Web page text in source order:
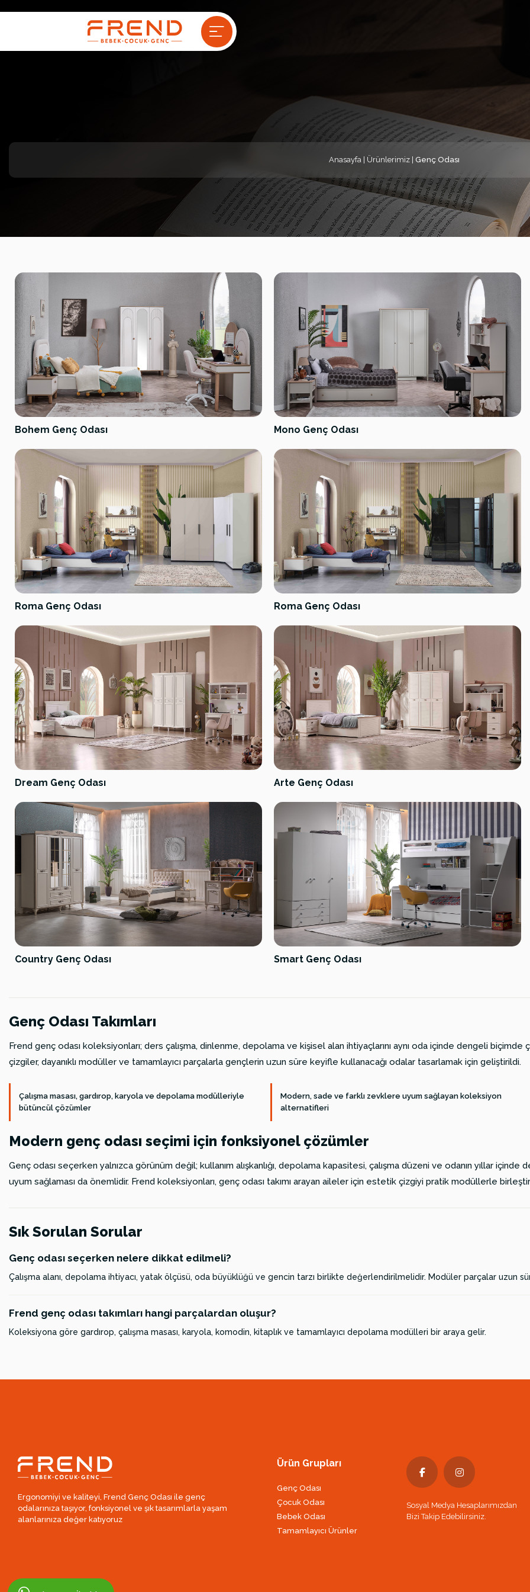
Anasayfa | Ürünlerimiz |Genç Odası
Bohem Genç Odası Mono Genç Odası
Roma Genç Odası Roma Genç Odası
Dream Genç Odası Arte Genç Odası
Country Genç Odası Smart Genç Odası
Genç Odası Takımları
Frend genç odası koleksiyonları; ders çalışma, dinlenme, depolama ve kişisel alan ihtiyaçlarını aynı oda içinde dengeli biçimde
çizgiler, dayanıklı modüller ve tamamlayıcı parçalarla gençlerin uzun süre keyifle kullanacağı odalar tasarlamak için geliştirildi.
Çalışma masası, gardırop, karyola ve depolama modülleriyle
bütüncül çözümler
Modern, sade ve farklı zevklere uyum sağlayan koleksiyon
alternatifleri
Modern genç odası seçimi için fonksiyonel çözümler
Genç odası seçerken yalnızca görünüm değil; kullanım alışkanlığı, depolama kapasitesi, çalışma düzeni ve odanın yıllar içinde
uyum sağlaması da önemlidir. Frend koleksiyonları, genç odası takımı arayan aileler için estetik çizgiyi pratik modüllerle
Sık Sorulan Sorular
Genç odası seçerken nelere dikkat edilmeli?
Çalışma alanı, depolama ihtiyacı, yatak ölçüsü, oda büyüklüğü ve gencin tarzı birlikte değerlendirilmelidir. Modüler parçalar uzun
Frend genç odası takımları hangi parçalardan oluşur?
Koleksiyona göre gardırop, çalışma masası, karyola, komodin, kitaplık ve tamamlayıcı depolama modülleri bir araya gelir.
Ergonomiyi ve kaliteyi, Frend Genç Odası ile genç
odalarınıza taşıyor, fonksiyonel ve şık tasarımlarla yaşam
alanlarınıza değer katıyoruz
Ürün Grupları
Genç Odası
Çocuk Odası
Bebek Odası
Tamamlayıcı Ürünler
Sosyal Medya Hesaplarımızdan
Bizi Takip Edebilirsiniz.